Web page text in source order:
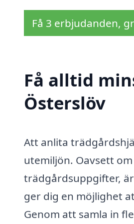
Få 3 erbjudanden,
Få alltid
Österslöv
Att anlita
utemiljön. Oavsett
trädgårdsuppgifter,
ger dig en möjlighet
Genom att samla in